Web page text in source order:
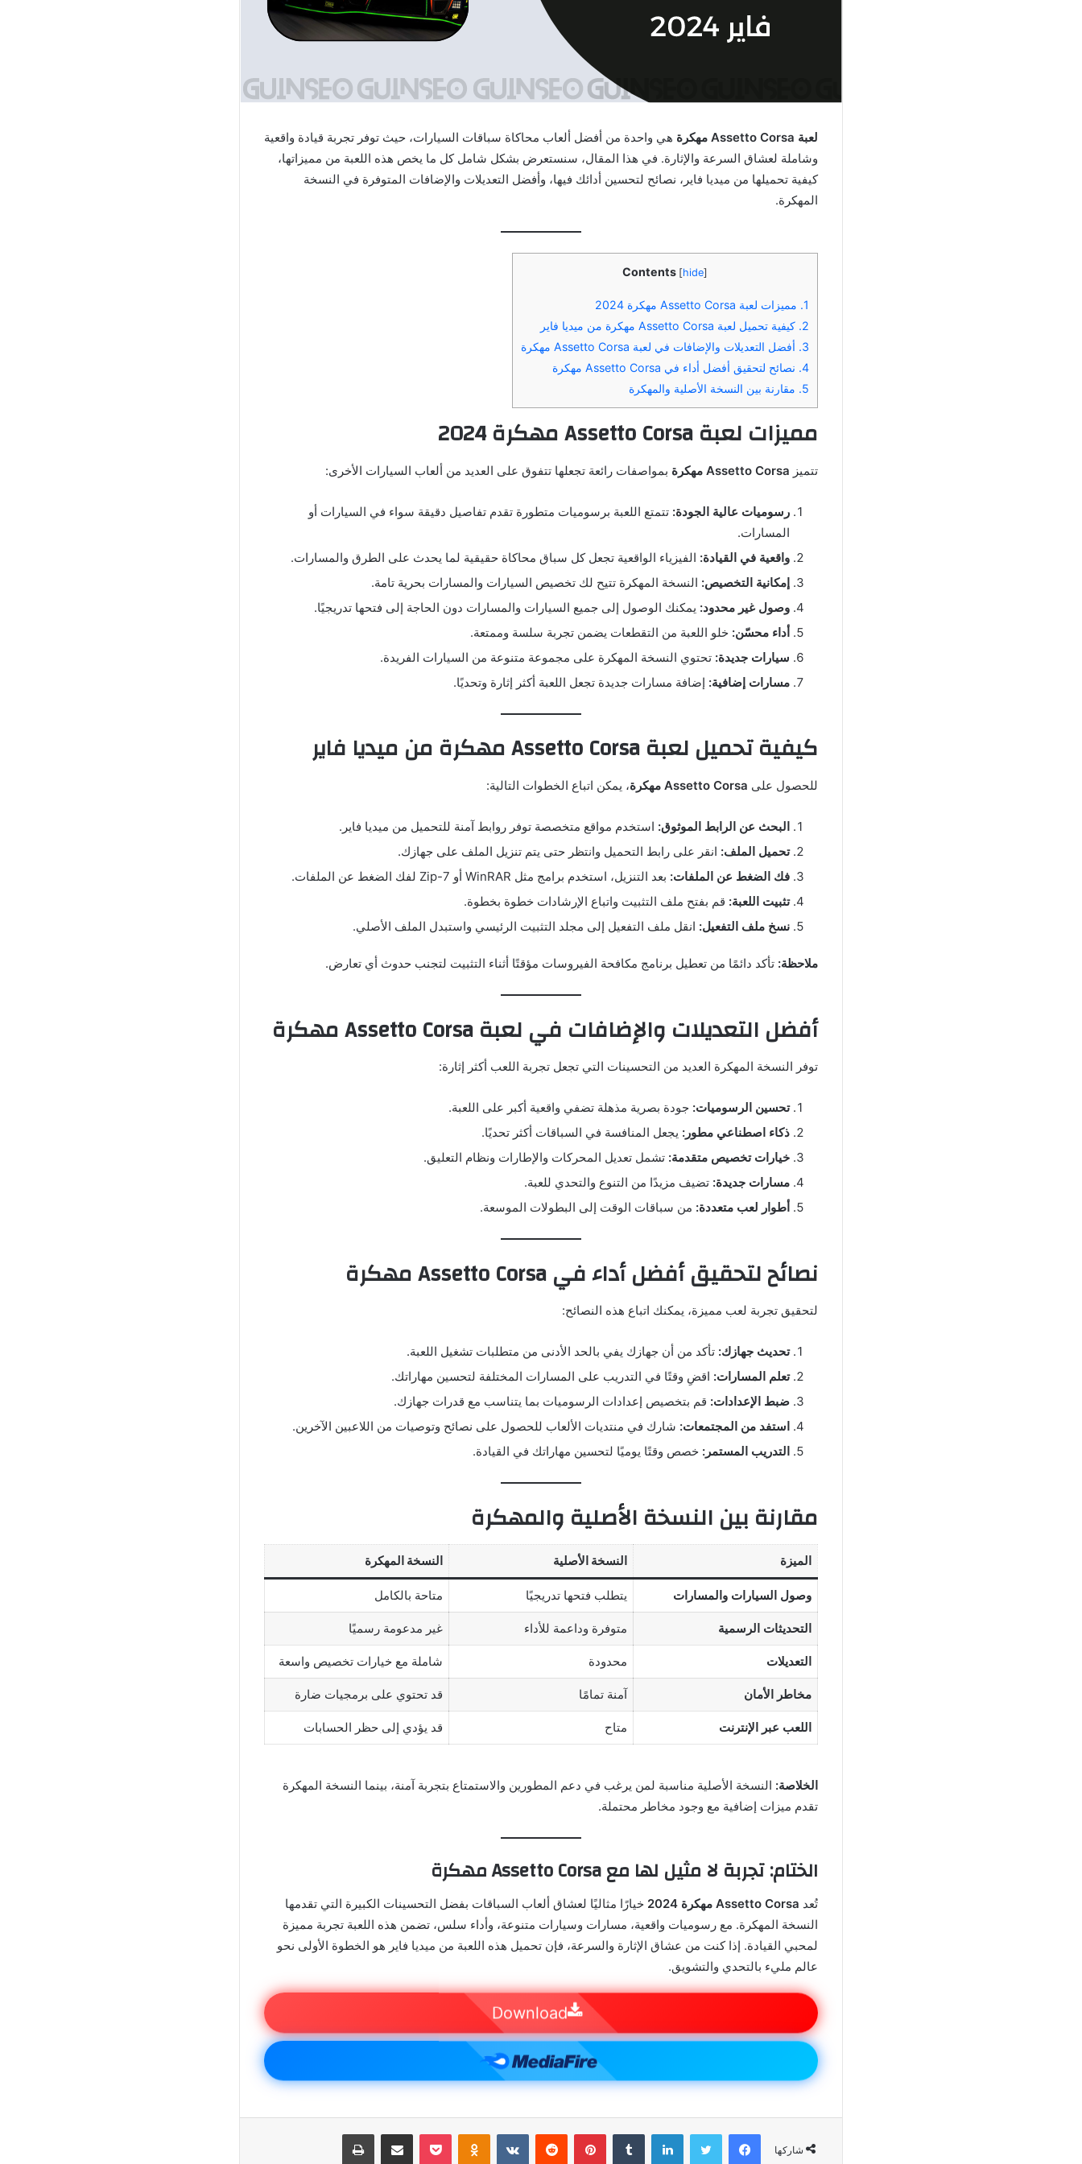
لعبة Assetto Corsa مهكرة
هي واحدة من أفضل ألعاب محاكاة سباقات السيارات، حيث توفر تجربة قيادة واقعية
وشاملة لعشاق السرعة والإثارة. في هذا المقال، سنستعرض بشكل شامل كل ما يخص هذه اللعبة من مميزاتها،
كيفية تحميلها من ميديا فاير، نصائح لتحسين أدائك فيها، وأفضل التعديلات والإضافات المتوفرة في النسخة
المهكرة.
Contents [hide]
1. مميزات لعبة Assetto Corsa مهكرة 2024
2. كيفية تحميل لعبة Assetto Corsa مهكرة من ميديا فاير
3. أفضل التعديلات والإضافات في لعبة Assetto Corsa مهكرة
4. نصائح لتحقيق أفضل أداء في Assetto Corsa مهكرة
5. مقارنة بين النسخة الأصلية والمهكرة
مميزات لعبة Assetto Corsa مهكرة 2024
تتميز Assetto Corsa مهكرة بمواصفات رائعة تجعلها تتفوق على العديد من ألعاب السيارات الأخرى:
رسوميات عالية الجودة: تتمتع اللعبة برسوميات متطورة تقدم تفاصيل دقيقة سواء في السيارات أو
المسارات.
واقعية في القيادة: الفيزياء الواقعية تجعل كل سباق محاكاة حقيقية لما يحدث على الطرق والمسارات.
إمكانية التخصيص: النسخة المهكرة تتيح لك تخصيص السيارات والمسارات بحرية تامة.
وصول غير محدود: يمكنك الوصول إلى جميع السيارات والمسارات دون الحاجة إلى فتحها تدريجيًا.
أداء محسّن: خلو اللعبة من التقطعات يضمن تجربة سلسة وممتعة.
سيارات جديدة: تحتوي النسخة المهكرة على مجموعة متنوعة من السيارات الفريدة.
مسارات إضافية: إضافة مسارات جديدة تجعل اللعبة أكثر إثارة وتحديًا.
كيفية تحميل لعبة Assetto Corsa مهكرة من ميديا فاير
للحصول على Assetto Corsa مهكرة ، يمكن اتباع الخطوات التالية:
البحث عن الرابط الموثوق: استخدم مواقع متخصصة توفر روابط آمنة للتحميل من ميديا فاير.
تحميل الملف: انقر على رابط التحميل وانتظر حتى يتم تنزيل الملف على جهازك.
فك الضغط عن الملفات: بعد التنزيل، استخدم برامج مثل WinRAR أو 7-Zip لفك الضغط عن الملفات.
تثبيت اللعبة: قم بفتح ملف التثبيت واتباع الإرشادات خطوة بخطوة.
نسخ ملف التفعيل: انقل ملف التفعيل إلى مجلد التثبيت الرئيسي واستبدل الملف الأصلي.
ملاحظة: تأكد دائمًا من تعطيل برنامج مكافحة الفيروسات مؤقتًا أثناء التثبيت لتجنب حدوث أي تعارض.
أفضل التعديلات والإضافات في لعبة Assetto Corsa مهكرة
توفر النسخة المهكرة العديد من التحسينات التي تجعل تجربة اللعب أكثر إثارة:
تحسين الرسوميات: جودة بصرية مذهلة تضفي واقعية أكبر على اللعبة.
ذكاء اصطناعي مطور: يجعل المنافسة في السباقات أكثر تحديًا.
خيارات تخصيص متقدمة: تشمل تعديل المحركات والإطارات ونظام التعليق.
مسارات جديدة: تضيف مزيدًا من التنوع والتحدي للعبة.
أطوار لعب متعددة: من سباقات الوقت إلى البطولات الموسعة.
نصائح لتحقيق أفضل أداء في Assetto Corsa مهكرة
لتحقيق تجربة لعب مميزة، يمكنك اتباع هذه النصائح:
تحديث جهازك: تأكد من أن جهازك يفي بالحد الأدنى من متطلبات تشغيل اللعبة.
تعلم المسارات: اقضِ وقتًا في التدريب على المسارات المختلفة لتحسين مهاراتك.
ضبط الإعدادات: قم بتخصيص إعدادات الرسوميات بما يتناسب مع قدرات جهازك.
استفد من المجتمعات: شارك في منتديات الألعاب للحصول على نصائح وتوصيات من اللاعبين الآخرين.
التدريب المستمر: خصص وقتًا يوميًا لتحسين مهاراتك في القيادة.
مقارنة بين النسخة الأصلية والمهكرة
الميزة النسخة الأصلية النسخة المهكرة
وصول السيارات والمسارات يتطلب فتحها تدريجيًا متاحة بالكامل
التحديثات الرسمية متوفرة وداعمة للأداء غير مدعومة رسميًا
التعديلات محدودة شاملة مع خيارات تخصيص واسعة
مخاطر الأمان آمنة تمامًا قد تحتوي على برمجيات ضارة
اللعب عبر الإنترنت متاح قد يؤدي إلى حظر الحسابات
الخلاصة: النسخة الأصلية مناسبة لمن يرغب في دعم المطورين والاستمتاع بتجربة آمنة، بينما النسخة المهكرة
تقدم ميزات إضافية مع وجود مخاطر محتملة.
الختام: تجربة لا مثيل لها مع Assetto Corsa مهكرة
تُعد Assetto Corsa مهكرة 2024
خيارًا مثاليًا لعشاق ألعاب السباقات بفضل التحسينات الكبيرة التي تقدمها
النسخة المهكرة. مع رسوميات واقعية، مسارات وسيارات متنوعة، وأداء سلس، تضمن هذه اللعبة تجربة مميزة
لمحبي القيادة. إذا كنت من عشاق الإثارة والسرعة، فإن تحميل هذه اللعبة من ميديا فاير هو الخطوة الأولى نحو
عالم مليء بالتحدي والتشويق.
Download
شاركها
فيسبوك تويتر لينكدإن بينتيريست Odnoklassniki
بوكيت مشاركة عبر البريد طباعة